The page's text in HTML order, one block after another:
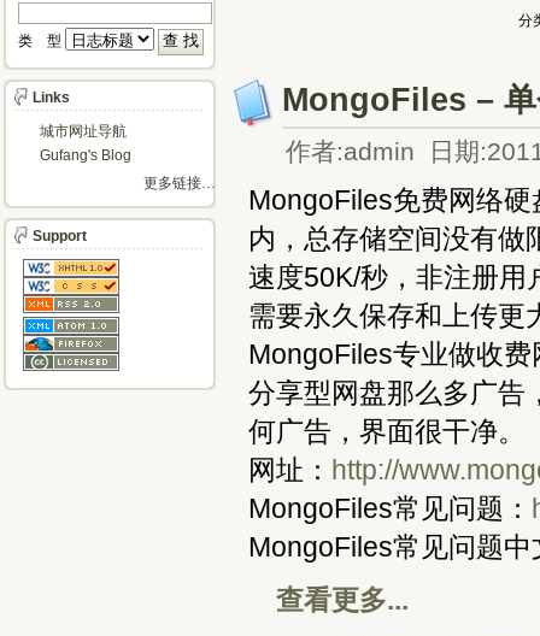
分
MongoFiles – 单
作者:admin 日期
MongoFiles免费网络
内，总存储空间没有做
速度50K/秒，非注册用
需要永久保存和上传更
MongoFiles专业做收
分享型网盘那么多广告
何广告，界面很干净。
网址： http://
MongoFiles常见问题：
MongoFiles常见问题
查看更多...
类 型
Links
城市网址导航
Gufang's Blog
更多链接…
Support